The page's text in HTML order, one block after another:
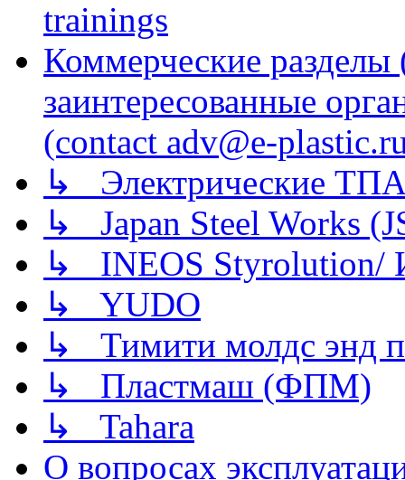
trainings
Коммерческие
заинтересованные
(contact adv@e-
↳ Электрические
↳ Japan Steel Works
↳ INEOS
↳ YUDO
↳ Тимити молдс энд
↳ Пластмаш (ФПМ)
↳ Tahara
О вопросах